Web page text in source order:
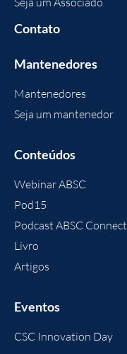
Contato
Mantenedores
Mantenedores
Seja um mantenedor
Conteúdos
Webinar ABSC
Pod15
Podcast ABSC Connect
Livro
Artigos
Eventos
CSC Innovation Day